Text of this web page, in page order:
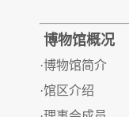
博物馆概况
·博物馆简介
·馆区介绍